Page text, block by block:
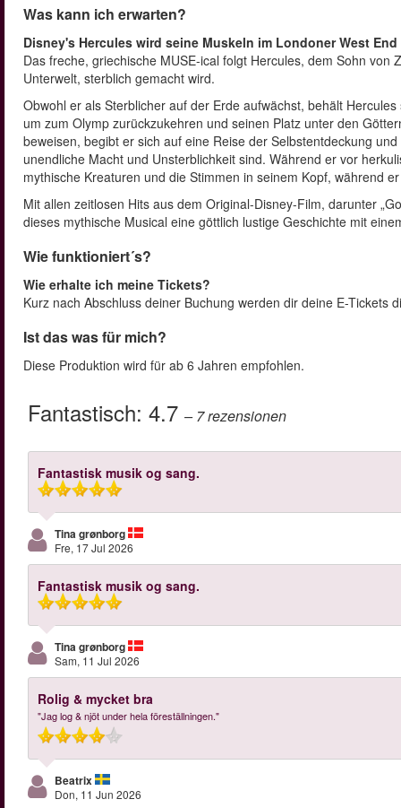
Was kann ich erwarten?
Disney's Hercules wird seine Muskeln im Londoner West
Das freche, griechische MUSE-ical folgt Hercules, dem Sohn
Unterwelt, sterblich gemacht wird.
Obwohl er als Sterblicher auf der Erde aufwächst, behält
um zum Olymp zurückzukehren und seinen Platz unter den
beweisen, begibt er sich auf eine Reise der Selbstentdeckung
unendliche Macht und Unsterblichkeit sind. Während er vor
mythische Kreaturen und die Stimmen in seinem Kopf, während
Mit allen zeitlosen Hits aus dem Original-Disney-Film, darunter
dieses mythische Musical eine göttlich lustige Geschichte mit
Wie funktioniert´s?
Wie erhalte ich meine Tickets?
Kurz nach Abschluss deiner Buchung werden dir deine E-
Ist das was für mich?
Diese Produktion wird für ab 6 Jahren empfohlen.
Fantastisch: 4.7 – 7rezensionen
Fantastisk musik og sang.
Tina grønborg
Fre, 17 Jul 2026
Fantastisk musik og sang.
Tina grønborg
Sam, 11 Jul 2026
Rolig & mycket bra
"Jag log & njöt under hela föreställningen."
Beatrix
Don, 11 Jun 2026